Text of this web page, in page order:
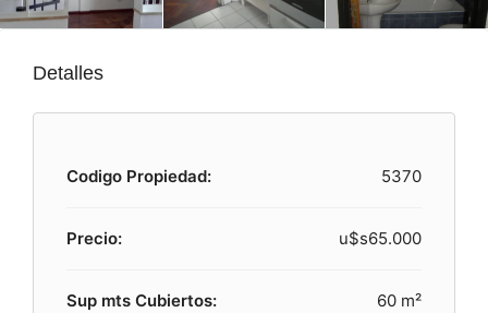
Detalles
Codigo Propiedad: 5370
Precio: u$s65.000
Sup mts Cubiertos: 60 m²